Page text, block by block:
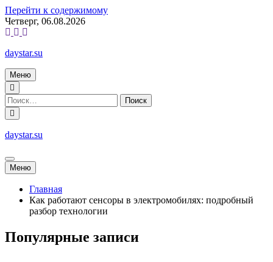
Перейти к содержимому
Четверг, 06.08.2026
daystar.su
Меню
daystar.su
Меню
Главная
Как работают сенсоры в электромобилях: подробный
разбор технологии
Популярные записи